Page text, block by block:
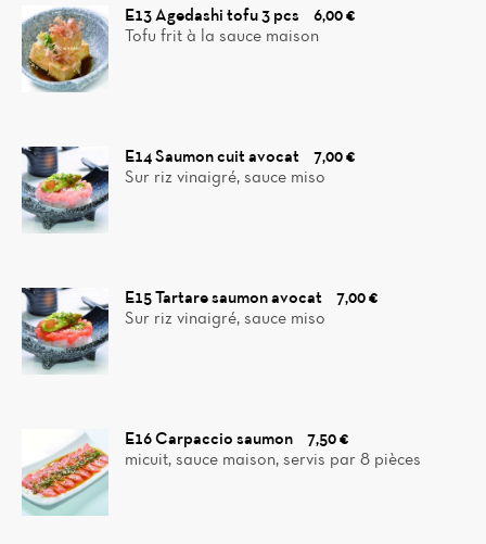
E13 Agedashi tofu 3 pcs
6,00 €
Tofu frit à la sauce maison
E14 Saumon cuit avocat
7,00 €
Sur riz vinaigré, sauce miso
E15 Tartare saumon avocat
7,00 €
Sur riz vinaigré, sauce miso
E16 Carpaccio saumon
7,50 €
micuit, sauce maison, servis par 8 pièces